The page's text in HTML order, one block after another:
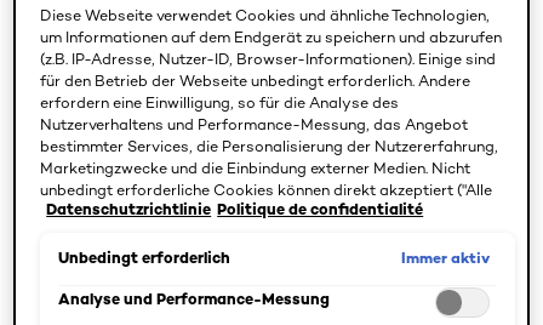
Elseve
Glycolic Gloss 5
Minuten Haar-
Laminierung
Elseve
Glycolic Gloss
Serum
Diese Webseite verwendet Cookies und ähnliche Technologien,
um Informationen auf dem Endgerät zu speichern und abzurufen
(z.B. IP-Adresse, Nutzer-ID, Browser-Informationen). Einige sind
für den Betrieb der Webseite unbedingt erforderlich. Andere
erfordern eine Einwilligung, so für die Analyse des
Nutzerverhaltens und Performance-Messung, das Angebot
bestimmter Services, die Personalisierung der Nutzererfahrung,
Marketingzwecke und die Einbindung externer Medien. Nicht
unbedingt erforderliche Cookies können direkt akzeptiert ("Alle
akzeptieren") oder abgelehnt ("Ohne Einwilligung fortfahren")
ebenfalls möglich und speicherbar ("Auswahl speichern"). Die
angepasst werden. Für weitere Informationen s. unsere
Datenschutzrichtlinie Politique de confidentialité
Unbedingt erforderlich Immer aktiv
Analyse und Performance-Messung